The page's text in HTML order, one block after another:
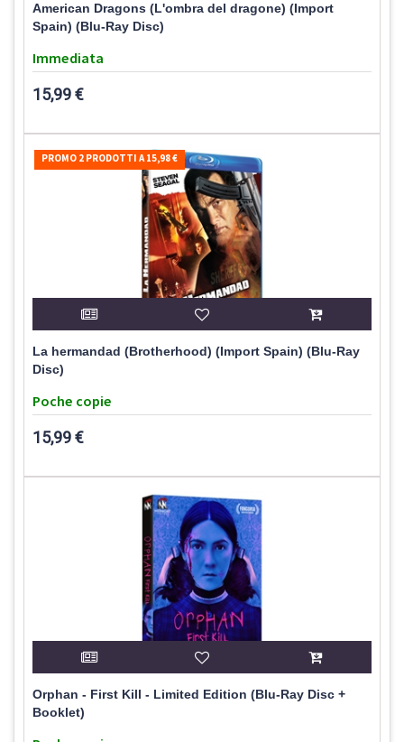
American Dragons (L'ombra del dragone) (Import
Spain) (Blu-Ray Disc)
Immediata
15,99 €
PROMO 2 PRODOTTI A 15,98 €
La hermandad (Brotherhood) (Import Spain) (Blu-Ray
Disc)
Poche copie
15,99 €
Orphan - First Kill - Limited Edition (Blu-Ray Disc +
Booklet)